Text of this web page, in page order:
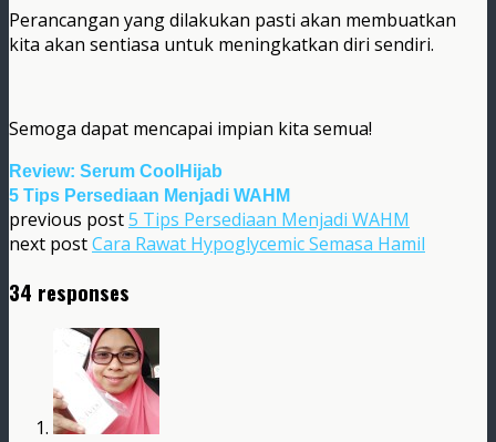
Perancangan yang dilakukan pasti akan membuatkan
kita akan sentiasa untuk meningkatkan diri sendiri.
Semoga dapat mencapai impian kita semua!
Review: Serum CoolHijab
5 Tips Persediaan Menjadi WAHM
previous post5 Tips Persediaan Menjadi WAHM
next postCara Rawat Hypoglycemic Semasa Hamil
34 responses